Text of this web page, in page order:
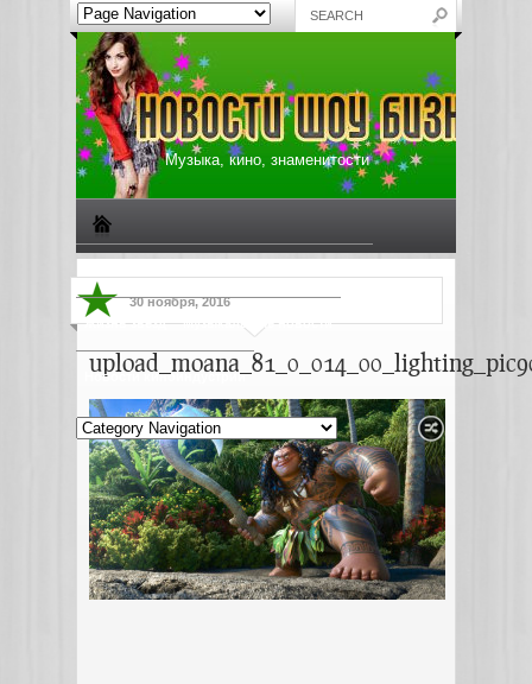
Музыка, кино, знаменитости
Жизнь звезд Музыкальные новости
Новости киноиндустрии
30 ноября, 2016